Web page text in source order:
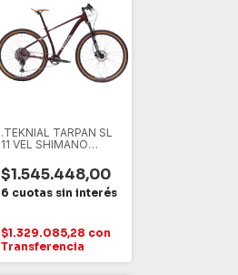
.TEKNIAL TARPAN SL
11 VEL SHIMANO
HIDRAULICO
$1.545.448,00
$1.329.085,28 con
Transferencia